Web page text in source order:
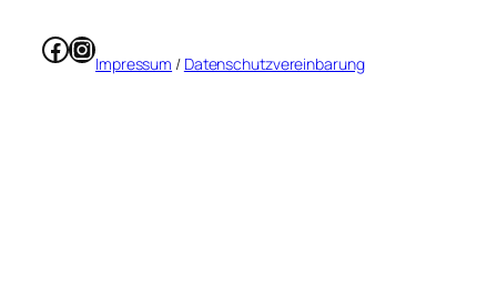
Facebook
Instagram
Impressum / Datenschutzvereinbarung